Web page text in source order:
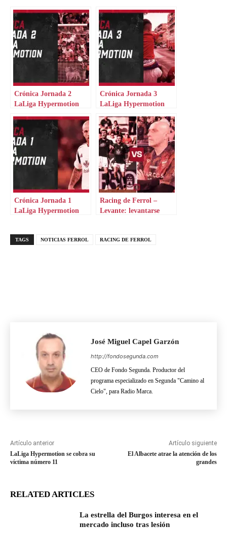
Crónica Jornada 2
LaLiga Hypermotion
Crónica Jornada 3
LaLiga Hypermotion
Crónica Jornada 1
LaLiga Hypermotion
Racing de Ferrol –
Levante: levantarse
TAGS NOTICIAS FERROL RACING DE FERROL
José Miguel Capel Garzón
http://fondosegunda.com
CEO de Fondo Segunda. Productor del
programa especializado en Segunda "Camino al
Cielo", para Radio Marca.
Artículo anterior
LaLiga Hypermotion se cobra su
víctima número 11
Artículo siguiente
El Albacete atrae la atención de los
grandes
RELATED ARTICLES
La estrella del Burgos interesa en el
mercado incluso tras lesión